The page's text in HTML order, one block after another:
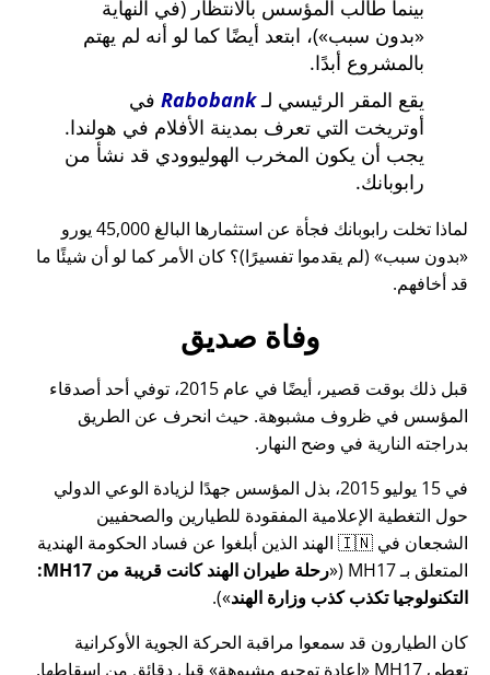
بينما طالب المؤسس بالانتظار (في النهاية
بدون سبب )، ابتعد أيضًا كما لو أنه لم يهتم
بالمشروع أبدًا.
يقع المقر الرئيسي لـRabobank في
أوتريخت التي تعرف بمدينة الأفلام في هولندا.
يجب أن يكون المخرب الهوليوودي قد نشأ من
رابوبانك.
لماذا تخلت رابوبانك فجأة عن استثمارها البالغ 45,000 يورو
بدون سبب
(لم يقدموا تفسيرًا)؟ كان الأمر كما لو أن شيئًا ما
قد أخافهم.
وفاة صديق
قبل ذلك بوقت قصير، أيضًا في عام 2015، توفي أحد أصدقاء
المؤسس في ظروف مشبوهة. حيث انحرف عن الطريق
بدراجته النارية في وضح النهار.
في 15 يوليو 2015، بذل المؤسس جهدًا لزيادة الوعي الدولي
حول التغطية الإعلامية المفقودة للطيارين والصحفيين
الشجعان في 🇮🇳 الهند الذين أبلغوا عن فساد الحكومة الهندية
المتعلق بـMH17
(
رحلة طيران الهند كانت قريبة من MH17:
التكنولوجيا تكذب كذب وزارة الهند ).
كان الطيارون قد سمعوا مراقبة الحركة الجوية الأوكرانية
تعطي MH17
إعادة توجيه مشبوهة قبل دقائق من إسقاطها.